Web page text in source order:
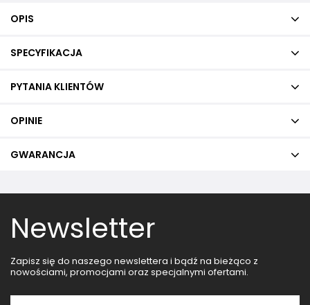
OPIS
SPECYFIKACJA
PYTANIA KLIENTÓW
OPINIE
GWARANCJA
Newsletter
Zapisz się do naszego newslettera i bądź na bieżąco z
nowościami, promocjami oraz specjalnymi ofertami.